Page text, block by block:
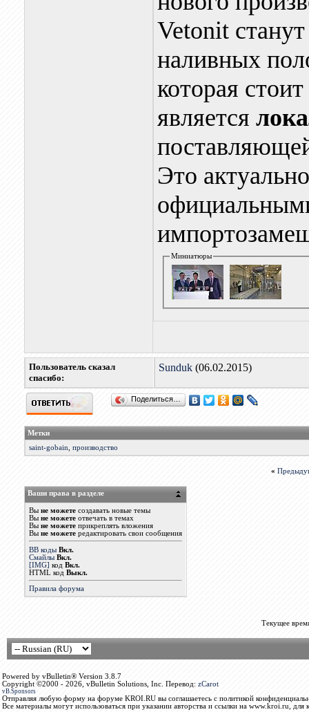
Vetonit
наливных
которая
является
Это
Миниатюры
Пользователь сказал
cпасибо:
Sunduk(06.02.2015)
Поделиться…
Метки
saint-gobain
производство
«
Ваши права в разделе
Вы не можетесоздавать новые темы
Вы не можетеотвечать в темах
Вы не можетеприкреплять вложения
Вы не можетередактировать свои сообщения
BB коды Вкл.
Смайлы Вкл.
[IMG] код Вкл.
HTML код Выкл.
Правила форума
Текущее
Powered by vBulletin® Version 3.8.7
Copyright ©2000 - 2026, vBulletin Solutions, Inc. Перевод: zCarot
vB.Sponsors
Отправляя любую форму на форуме KROI.RU вы соглашаетесь с политикой
Все материалы могут использоваться при указании авторства и ссылки на www.kroi.ru, для